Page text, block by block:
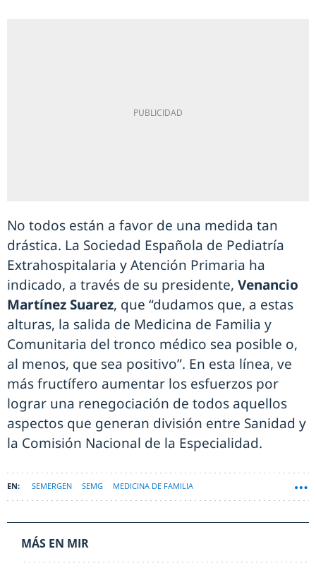
No todos están a favor de una medida tan
drástica. La Sociedad Española de Pediatría
Extrahospitalaria y Atención Primaria ha
indicado, a través de su presidente, Venancio
Martínez Suarez, que “dudamos que, a estas
alturas, la salida de Medicina de Familia y
Comunitaria del tronco médico sea posible o,
al menos, que sea positivo”. En esta línea, ve
más fructífero aumentar los esfuerzos por
lograr una renegociación de todos aquellos
aspectos que generan división entre Sanidad y
la Comisión Nacional de la Especialidad.
SEMERGEN SEMG MEDICINA DE FAMILIA
MÁS EN MIR